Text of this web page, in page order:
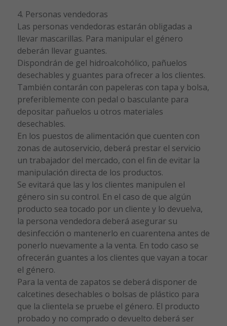
4. Personas vendedoras
Las personas vendedoras estarán obligadas a
llevar mascarillas. Para manipular el género
deberán llevar guantes.
Dispondrán de gel hidroalcohólico, pañuelos
desechables y guantes para ofrecer a los clientes.
También contarán con papeleras con tapa y bolsa,
preferiblemente con pedal o basculante para
depositar pañuelos u otros materiales
desechables.
En los puestos de alimentación que cuenten con
zonas de autoservicio, deberá prestar el servicio
un trabajador del mercado, con el fin de evitar la
manipulación directa de los productos.
Se evitará que las y los clientes manipulen el
género sin su control. En el caso de que algún
producto sea tocado por un cliente y lo devuelva,
la persona vendedora deberá asegurar su
desinfección o mantenerlo en cuarentena antes de
ponerlo nuevamente a la venta. En todo caso se
ofrecerán guantes a los clientes que vayan a tocar
el género.
Para la venta de zapatos se deberá disponer de
calcetines desechables o bolsas de plástico para
que la clientela se pruebe el género. El producto
probado y no comprado o devuelto deberá ser